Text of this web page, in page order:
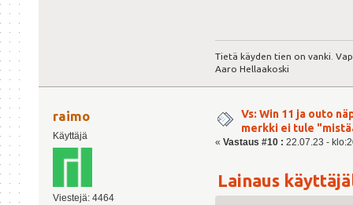
Tietä käyden tien on vanki.
Aaro Hellaakoski
raimo
Käyttäjä
Viestejä: 4464
Vs: Win 11 ja outo
merkki ei tule
« Vastaus #10 : 22.07.23 -
Lainaus